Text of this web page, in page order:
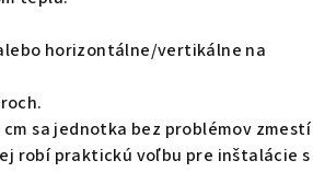
horizontálne/vertikálne na
cm sa jednotka bez problémov zmestí
robí praktickú voľbu pre inštalácie s